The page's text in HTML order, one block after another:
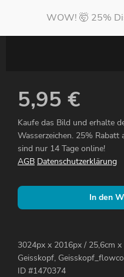
5,95 €
Kaufe das Bild und erhalte
Wasserzeichen. 25%
sind nur 14 Tage online!
AGB Datenschutzerklärung
In den
3024px x 2016px / 25,6cm
Geisskopf,
ID #1470374
WOW! 🤯 25%